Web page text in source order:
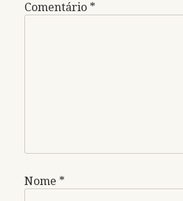
Comentário *
Nome *